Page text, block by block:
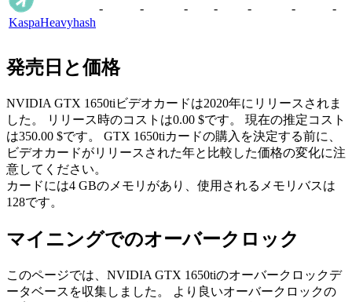
KaspaHeavyhash
- - - - - - -
発売日と価格
NVIDIA GTX 1650tiビデオカードは2020年にリリースされま
した。 リリース時のコストは0.00 $です。 現在の推定コスト
は350.00 $です。 GTX 1650tiカードの購入を決定する前に、
ビデオカードがリリースされた年と比較した価格の変化に注
意してください。
カードには4 GBのメモリがあり、使用されるメモリバスは
128です。
マイニングでのオーバークロック
このページでは、NVIDIA GTX 1650tiのオーバークロックデ
ータベースを収集しました。 より良いオーバークロックの